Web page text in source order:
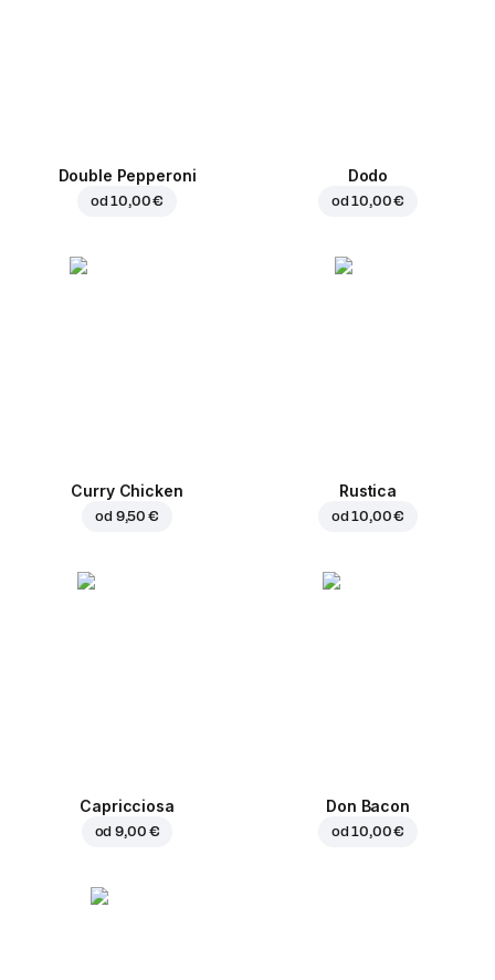
Double Pepperoni
od10,00 €
Dodo
od10,00 €
Curry Chicken
od 9,50 €
Rustica
od10,00 €
Capricciosa
od9,00 €
Don Bacon
od10,00 €